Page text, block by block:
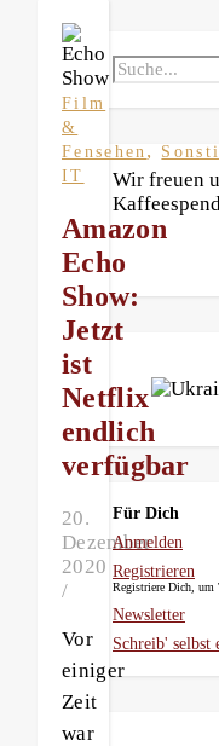
Film
&
Fensehen ,
IT
Amazon
Echo
Show:
Jetzt
ist
Netflix
endlich
verfügbar
20.
Dezember
2020
/
Vor
einiger
Zeit
war
Wir freuen
Für Dich
Anmelden
Registrieren
Registriere Dich, um
Newsletter
Schreib' selbst